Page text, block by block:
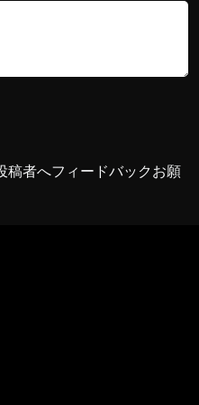
稿者へフィードバックお願